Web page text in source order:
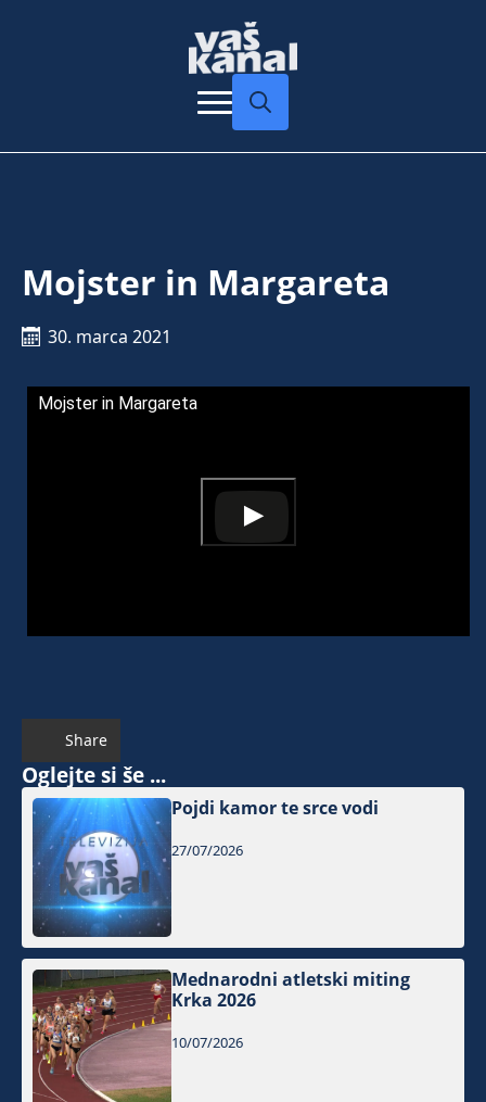
Mojster in Margareta
30. marca 2021
Mojster in Margareta
Share
Oglejte si še ...
Pojdi kamor te srce vodi
27/07/2026
Mednarodni atletski miting
Krka 2026
10/07/2026